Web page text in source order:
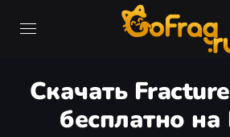
Скачать
бесплатно